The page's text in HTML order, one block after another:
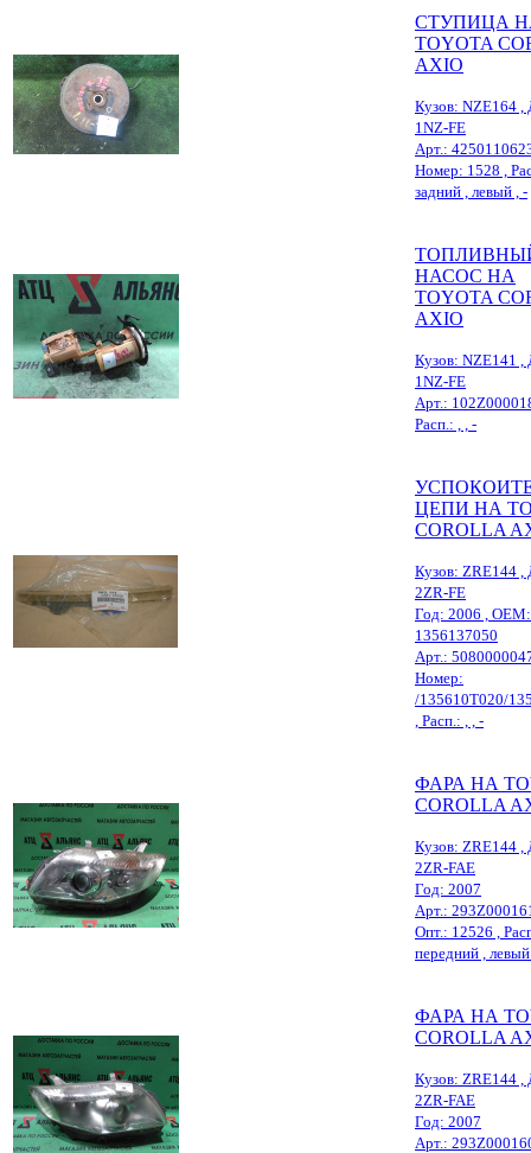
СТУПИЦА
TOYOTA
AXIO
Кузов: NZE164 ,
1NZ-FE
Арт.:
Номер: 1528 ,
задний , левый , -
НАСОС НА
TOYOTA
AXIO
Кузов: NZE141 ,
1NZ-FE
Арт.:
Расп.: , , -
ЦЕПИ НА
COROLLA
Кузов: ZRE144 ,
2ZR-FE
Год: 2006 , OEM:
1356137050
Арт.:
Номер:
/135610T020/
, Расп.: , , -
ФАРА НА
COROLLA
Кузов: ZRE144 ,
2ZR-FAE
Год: 2007
Арт.:
Опт.: 12526 ,
передний ,
ФАРА НА
COROLLA
Кузов: ZRE144 ,
2ZR-FAE
Год: 2007
Арт.: